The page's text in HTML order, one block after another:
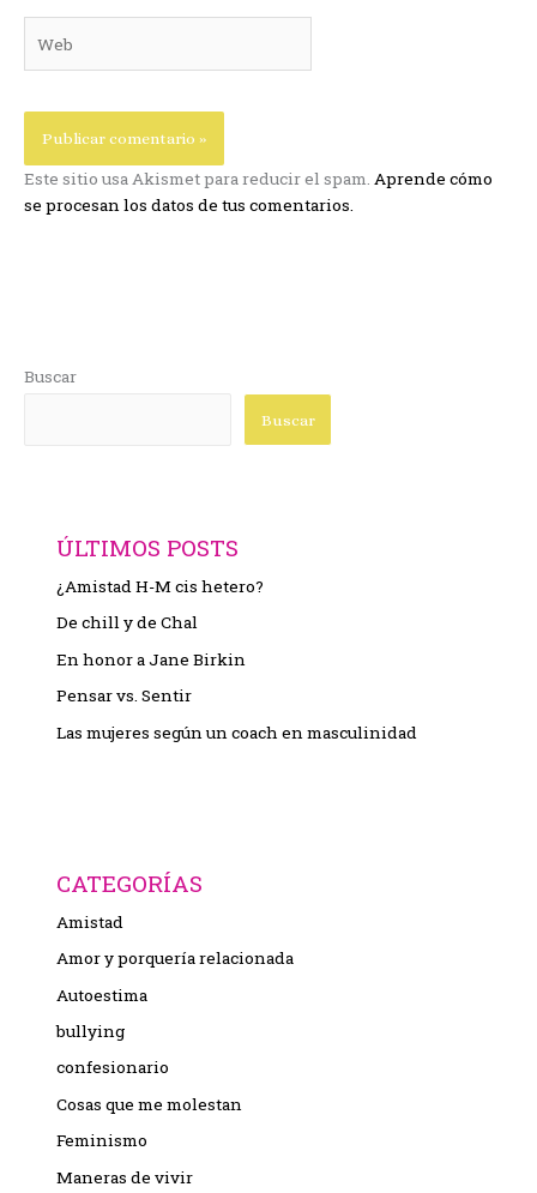
Este sitio usa Akismet para reducir el spam. Aprende cómo
se procesan los datos de tus comentarios.
Buscar
Buscar
ÚLTIMOS POSTS
¿Amistad H-M cis hetero?
De chill y de Chal
En honor a Jane Birkin
Pensar vs. Sentir
Las mujeres según un coach en masculinidad
CATEGORÍAS
Amistad
Amor y porquería relacionada
Autoestima
bullying
confesionario
Cosas que me molestan
Feminismo
Maneras de vivir